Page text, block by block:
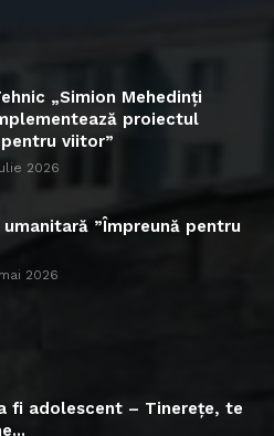
„Simion Mehedinți
proiectul
viitor”
2026
umanitară ”Împreună pentru
2026
fi adolescent – Tinerețe, te